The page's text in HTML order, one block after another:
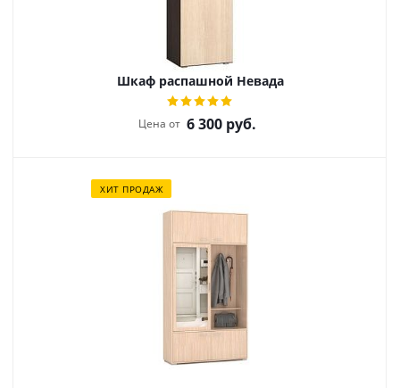
Шкаф распашной Невада
Цена от 6 300руб.
ХИТ ПРОДАЖ